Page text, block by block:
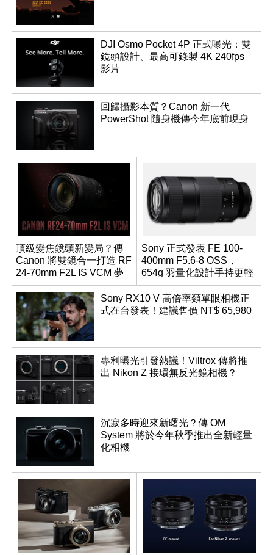
DJI Osmo Pocket 4P 正式曝光：雙
鏡頭設計、最高可錄製 4K 240fps
影片
回歸攝影本質？Canon 新一代
PowerShot 隨身機傳今年底前現身
頂級變焦鏡頭新變局？傳
Canon 將雙鏡合一打造 RF
24-70mm F2L IS VCM 夢
幻規格
Sony 正式發表 FE 100-
400mm F5.6-8 OSS，
654g 羽量化設計手持更輕
鬆
Sony RX10 V 高倍率類單眼相機正
式在台發表！建議售價 NT$ 65,980
專利曝光引發熱議！Viltrox 傳將推
出 Nikon Z 接環無反光鏡相機？
沉寂多時迎來新曙光？傳 OM
System 將於今年秋季推出全新輕量
化相機